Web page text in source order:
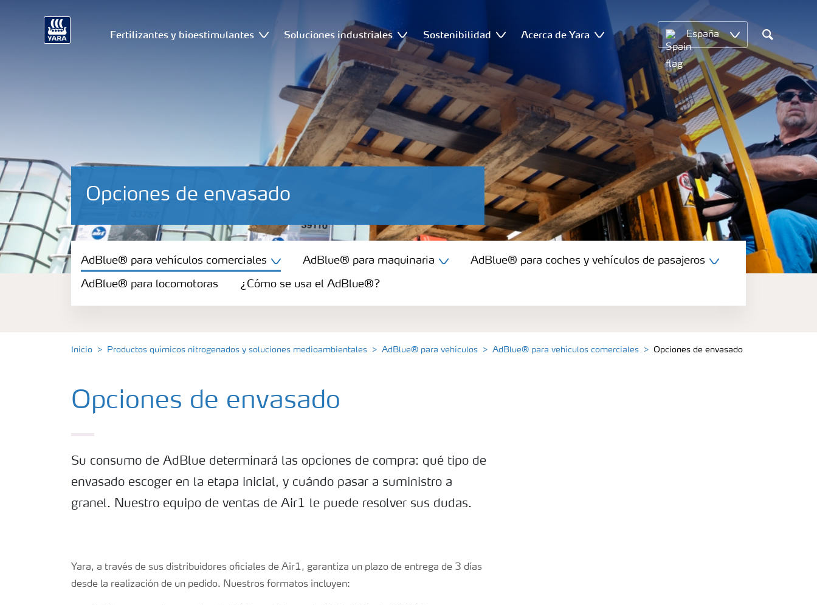
Fertilizantes y bioestimulantes Soluciones industriales Sostenibilidad Acerca de Yara España
Search
Opciones de envasado
AdBlue® para vehículos comerciales
AdBlue® para maquinaria
¿Cómo se usa el AdBlue®?
AdBlue® para vehículos comerciales AdBlue® para maquinaria AdBlue® para coches y vehículos de pasajeros
AdBlue® para locomotoras ¿Cómo se usa el AdBlue®?
Inicio Productos químicos nitrogenados y soluciones medioambientales AdBlue® para vehículos AdBlue® para vehículos comerciales Opciones de envasado
Opciones de envasado
Su consumo de AdBlue determinará las opciones de compra: qué tipo de
envasado escoger en la etapa inicial, y cuándo pasar a suministro a
granel. Nuestro equipo de ventas de Air1 le puede resolver sus dudas.
Yara, a través de sus distribuidores oficiales de Air1, garantiza un plazo de entrega de 3 días
desde la realización de un pedido. Nuestros formatos incluyen: